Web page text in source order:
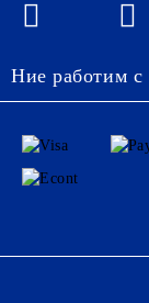
Ние работим с